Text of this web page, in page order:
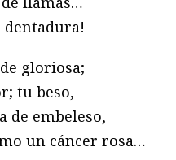
dentadura!
gloriosa;
tu beso,
de embeleso,
un cáncer rosa…